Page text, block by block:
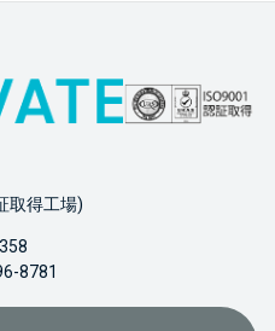
得工場)
8781